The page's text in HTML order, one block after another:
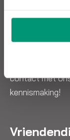
effectief. SEO,
meer. Alles
Wil je weten
contact met
kennismaking!